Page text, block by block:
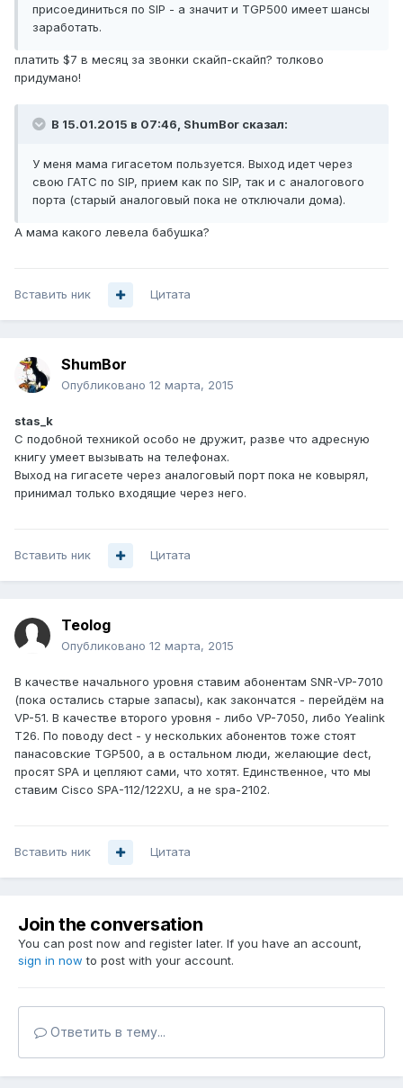
присоединиться по SIP - а значит и TGP500 имеет шансы
заработать.
платить $7 в месяц за звонки скайп-скайп? толково
придумано!
В 15.01.2015 в 07:46, ShumBor сказал:
У меня мама гигасетом пользуется. Выход идет через
свою ГАТС по SIP, прием как по SIP, так и с аналогового
порта (старый аналоговый пока не отключали дома).
А мама какого левела бабушка?
Вставить ник Цитата
ShumBor
Опубликовано 12 марта, 2015
stas_k
С подобной техникой особо не дружит, разве что адресную
книгу умеет вызывать на телефонах.
Выход на гигасете через аналоговый порт пока не ковырял,
принимал только входящие через него.
Вставить ник Цитата
Teolog
Опубликовано 12 марта, 2015
В качестве начального уровня ставим абонентам SNR-VP-7010
(пока остались старые запасы), как закончатся - перейдём на
VP-51. В качестве второго уровня - либо VP-7050, либо Yealink
T26. По поводу dect - у нескольких абонентов тоже стоят
панасовские TGP500, а в остальном люди, желающие dect,
просят SPA и цепляют сами, что хотят. Единственное, что мы
ставим Cisco SPA-112/122XU, а не spa-2102.
Вставить ник Цитата
Join the conversation
You can post now and register later. If you have an account,
sign in now to post with your account.
Ответить в тему...